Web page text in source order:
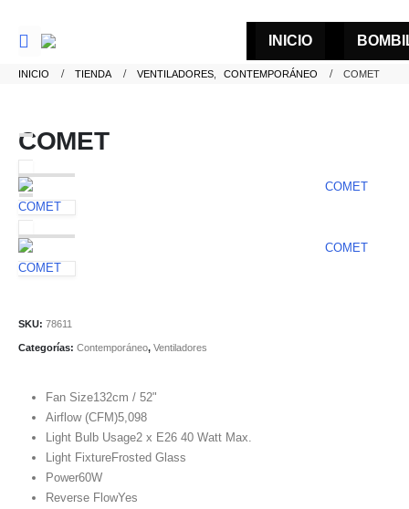
INICIO
INICIO TIENDA VENTILADORES CONTEMPORÁNEO COMET
COMET
COMET
COMET
SKU: 78611
Categorías: Contemporáneo, Ventiladores
Fan Size132cm / 52"
Airflow (CFM)5,098
Light Bulb Usage2 x E26 40 Watt Max.
Light FixtureFrosted Glass
Power60W
Reverse FlowYes